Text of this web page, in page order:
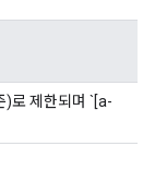
)로 제한되며 `[a-